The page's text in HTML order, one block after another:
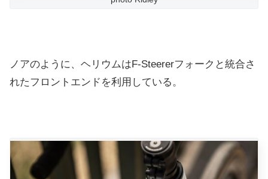
ノアのように、ヘリウムはF-Steererフォークと統合さ
れたフロントエンドを利用している。